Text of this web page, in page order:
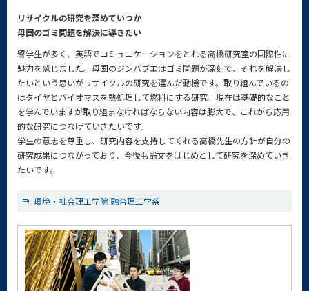
リサイクルの研究を深めていつか
母国のゴミ問題を解決に導きたい
留学生が多く、英語でコミュニケーションをとれる高橋研究室の国際性に
魅力を感じました。母国のジンバブエはゴミ問題が深刻で、それを解決し
たいという思いがリサイクルの研究を選んだ動機です。取り組んでいるの
はタイヤとバイオマスを熱処理して燃料にする研究。現在は基礎的なこと
を学んでいますが取り組まなければならない内容は膨大で、これから応用
的な研究につなげていきたいです。
学生の意志を尊重し、研究内容を支持してくれる高橋先生の方針が自分の
研究成果につながっており、今後も論文をはじめとして研究を深めていき
たいです。
環境・社会理工学院 融合理工学系